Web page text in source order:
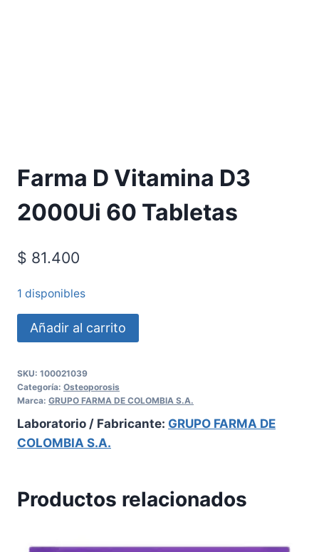
Farma D Vitamina D3
2000Ui 60 Tabletas
$ 81.400
1 disponibles
Añadir al carrito
SKU: 100021039
Categoría: Osteoporosis
Marca: GRUPO FARMA DE COLOMBIA S.A.
Laboratorio / Fabricante: GRUPO FARMA DE
COLOMBIA S.A.
Productos relacionados